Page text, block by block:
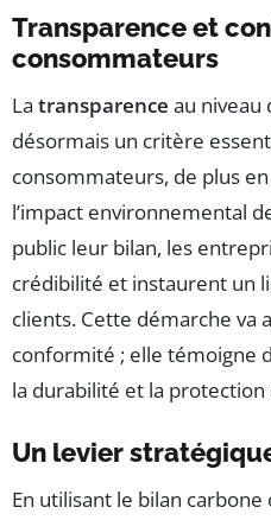
Transparence et
consommateurs
La transparence au niveau
désormais un critère
consommateurs, de plus
l’impact environnemental
public leur bilan, les
crédibilité et instaurent un
clients. Cette démarche va
conformité ; elle témoigne
la durabilité et la protection
Un levier
En utilisant le bilan